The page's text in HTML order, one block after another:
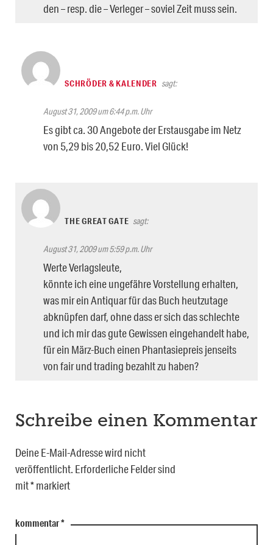
den – resp. die – Verleger – soviel Zeit muss sein.
SCHRÖDER & KALENDER sagt:
August 31, 2009 um 6:44 p.m. Uhr
Es gibt ca. 30 Angebote der Erstausgabe im Netz
von 5,29 bis 20,52 Euro. Viel Glück!
THE GREAT GATE sagt:
August 31, 2009 um 5:59 p.m. Uhr
Werte Verlagsleute,
könnte ich eine ungefähre Vorstellung erhalten,
was mir ein Antiquar für das Buch heutzutage
abknüpfen darf, ohne dass er sich das schlechte
und ich mir das gute Gewissen eingehandelt habe,
für ein März-Buch einen Phantasiepreis jenseits
von fair und trading bezahlt zu haben?
Schreibe einen Kommentar
Deine E-Mail-Adresse wird nicht
veröffentlicht. Erforderliche Felder sind
mit*markiert
kommentar*